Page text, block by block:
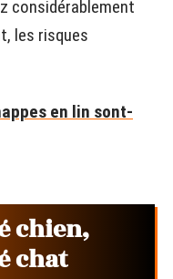
considérablement
les risques
en lin sont-
chien,
chat